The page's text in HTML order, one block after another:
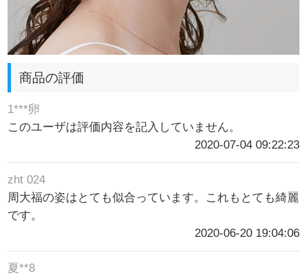
商品の評価
1***卵
このユーザは評価内容を記入していません。
2020-07-04 09:22:23
zht 024
周大福の姿はとても似合っています。これもとても綺麗
です。
2020-06-20 19:04:06
夏**8